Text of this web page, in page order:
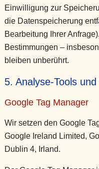
Einwilligung zur
die Datenspeicherung
Bearbeitung Ihrer
Bestimmungen –
bleiben unberührt.
5. Analyse-Tools
Google Tag Manager
Wir setzen den Google
Google Ireland Limited,
Dublin 4, Irland.